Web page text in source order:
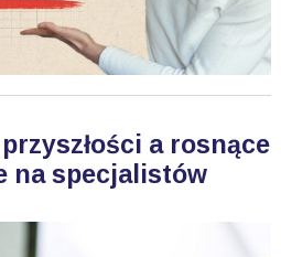
a rosnące
na specjalistów